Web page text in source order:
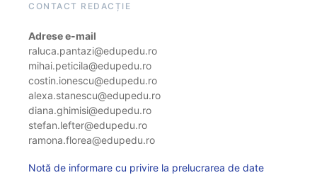
CONTACT REDACȚIE
Adrese e-mail
raluca.pantazi@edupedu.ro
mihai.peticila@edupedu.ro
costin.ionescu@edupedu.ro
alexa.stanescu@edupedu.ro
diana.ghimisi@edupedu.ro
stefan.lefter@edupedu.ro
ramona.florea@edupedu.ro
Notă de informare cu privire la prelucrarea de date